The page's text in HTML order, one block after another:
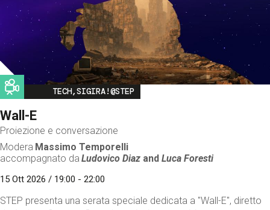
Image
TECH,SIGIRA!@STEP
Wall-E
Proiezione e conversazione
Modera Massimo Temporelli
accompagnato da Ludovico Diaz andLuca Foresti
15 Ott 2026 / 19:00 - 22:00
STEP presenta una serata speciale dedicata a "Wall-E", diretto